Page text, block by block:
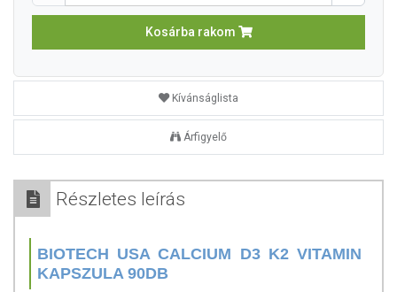
Kosárba rakom
Kívánságlista
Árfigyelő
Részletes leírás
BIOTECH USA CALCIUM D3 K2 VITAMIN
KAPSZULA 90DB